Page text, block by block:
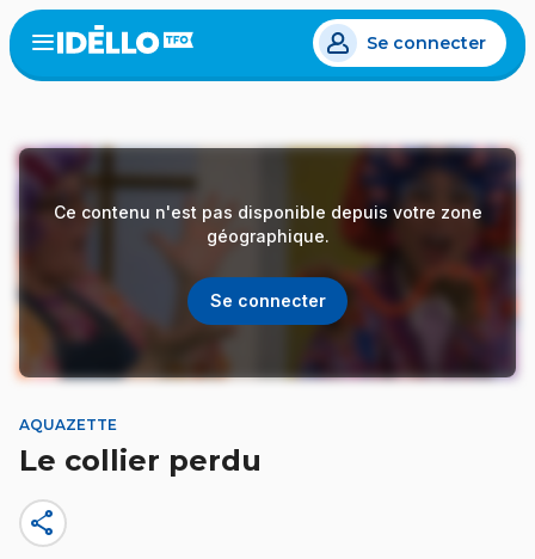
Aller
au
contenu
Open
menu
Se connecter
Ce contenu n'est pas disponible depuis votre zone
géographique.
Se connecter
AQUAZETTE
Le collier perdu
share